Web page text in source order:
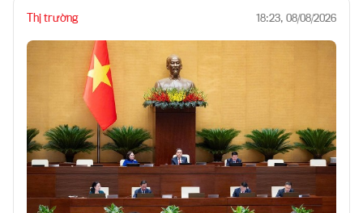
Thị trường 18:23, 08/08/2026